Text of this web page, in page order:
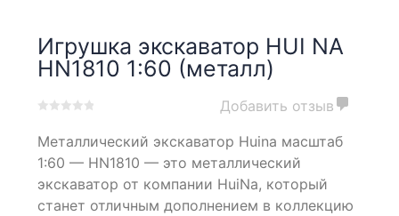
Игрушка экскаватор HUI NA
HN1810 1:60 (металл)
out
on
customer
Добавить отзыв
Металлический экскаватор Huina масштаб
1:60 — HN1810 — это металлический
экскаватор от компании HuiNa, который
станет отличным дополнением в коллекцию